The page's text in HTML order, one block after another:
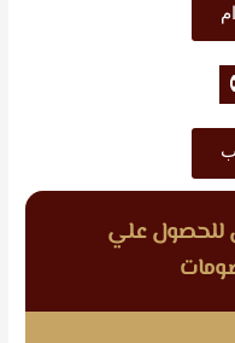
للحصول علي